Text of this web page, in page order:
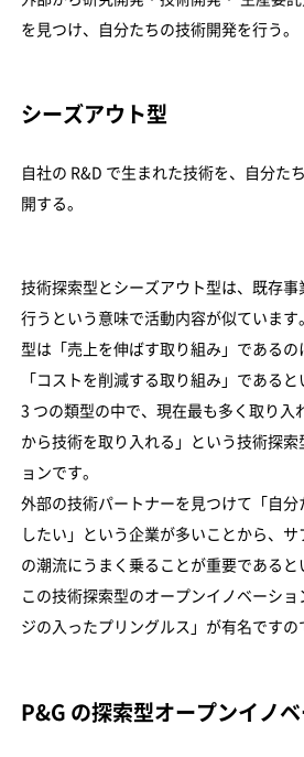
を見つけ、自分たちの技術開発を行う。
シーズアウト型
自社の R&D で生まれた技術を、自分た
開する。
技術探索型とシーズアウト型は、既存事
行うという意味で活動内容が似ています
型は「売上を伸ばす取り組み」であるの
「コストを削減する取り組み」であると
3 つの類型の中で、現在最も多く取り入
から技術を取り入れる」という技術探
ョンです。
外部の技術パートナーを見つけて「自
したい」という企業が多いことから、サ
の潮流にうまく乗ることが重要であると
この技術探索型のオープンイノベーシ
ジの入ったプリングルス」が有名ですの
P&G の探索型オープンイノ